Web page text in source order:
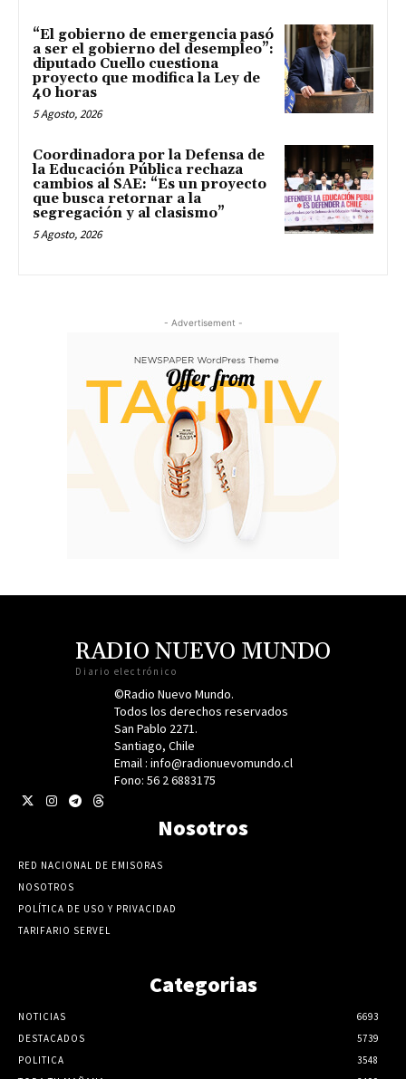
“El gobierno de emergencia pasó
a ser el gobierno del desempleo”:
diputado Cuello cuestiona
proyecto que modifica la Ley de
40 horas
5 Agosto, 2026
Coordinadora por la Defensa de
la Educación Pública rechaza
cambios al SAE: “Es un proyecto
que busca retornar a la
segregación y al clasismo”
5 Agosto, 2026
- Advertisement -
RADIO NUEVO MUNDO
Diario electrónico
©Radio Nuevo Mundo.
Todos los derechos reservados
San Pablo 2271.
Santiago, Chile
Email : info@radionuevomundo.cl
Fono: 56 2 6883175
Nosotros
RED NACIONAL DE EMISORAS
NOSOTROS
POLÍTICA DE USO Y PRIVACIDAD
TARIFARIO SERVEL
Categorias
NOTICIAS
6693
DESTACADOS
5739
POLITICA
3548